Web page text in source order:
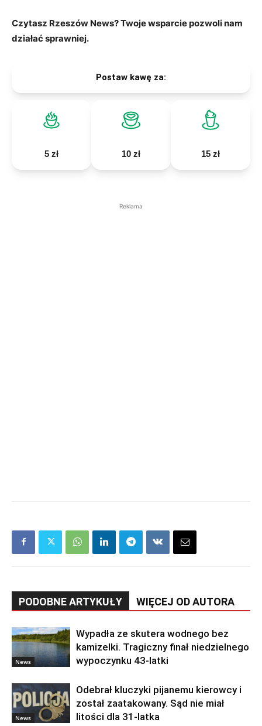
Czytasz Rzeszów News? Twoje wsparcie pozwoli nam
działać sprawniej.
Postaw kawę za:
5 zł 10 zł 15 zł
Reklama
PODOBNE ARTYKUŁY WIĘCEJ OD AUTORA
News
Wypadła ze skutera wodnego bez
kamizelki. Tragiczny finał niedzielnego
wypoczynku 43-latki
News
Odebrał kluczyki pijanemu kierowcy i
został zaatakowany. Sąd nie miał
litości dla 31-latka